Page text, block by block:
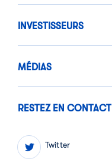
INVESTISSEURS
MÉDIAS
RESTEZ EN CONTACT
Twitter